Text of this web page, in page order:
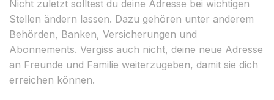
Nicht zuletzt solltest du deine Adresse bei wichtigen
Stellen ändern lassen. Dazu gehören unter anderem
Behörden, Banken, Versicherungen und
Abonnements. Vergiss auch nicht, deine neue Adresse
an Freunde und Familie weiterzugeben, damit sie dich
erreichen können.